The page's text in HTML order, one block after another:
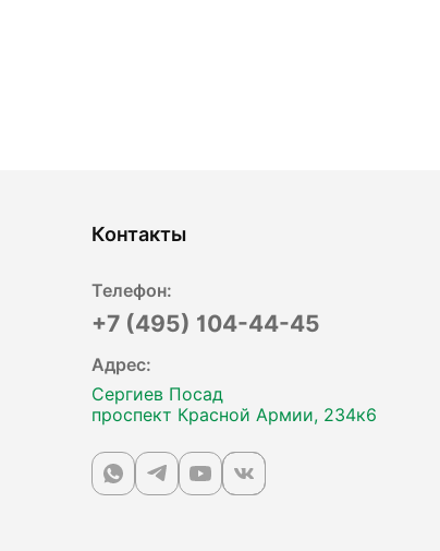
Контакты
Телефон:
+7 (495) 104-44-45
Адрес:
Сергиев Посад
проспект Красной Армии, 234к6